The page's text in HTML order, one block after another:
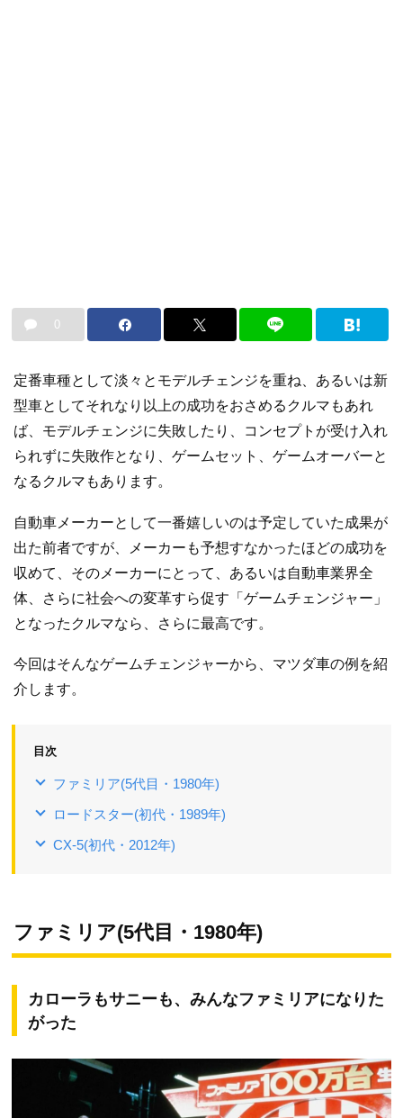
0
定番車種として淡々とモデルチェンジを重ね、あるいは新
型車としてそれなり以上の成功をおさめるクルマもあれ
ば、モデルチェンジに失敗したり、コンセプトが受け入れ
られずに失敗作となり、ゲームセット、ゲームオーバーと
なるクルマもあります。
自動車メーカーとして一番嬉しいのは予定していた成果が
出た前者ですが、メーカーも予想すなかったほどの成功を
収めて、そのメーカーにとって、あるいは自動車業界全
体、さらに社会への変革すら促す「ゲームチェンジャー」
となったクルマなら、さらに最高です。
今回はそんなゲームチェンジャーから、マツダ車の例を紹
介します。
目次
ファミリア(5代目・1980年)
ロードスター(初代・1989年)
CX-5(初代・2012年)
ファミリア(5代目・1980年)
カローラもサニーも、みんなファミリアになりた
がった